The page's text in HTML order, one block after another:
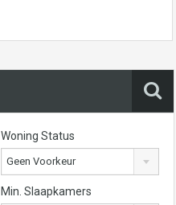
Woning Status
Geen Voorkeur
Min. Slaapkamers